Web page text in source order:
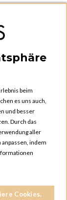
beim
es uns auch,
und besser
Durch das
aller
anpassen, indem
Cookies.